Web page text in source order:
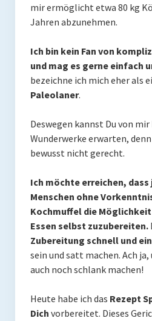
Brainfood
Fermente
Fisch & Meeresfrüchte
Fleisch und Geflügel
Frühstück
Gemüse
Hauptgerichte
Innereien
Kosmetik
Mit Ei
Salate
mir ermöglicht etwa 80 kg
Jahren abzunehmen.
Ich bin kein Fan von
und mag es gerne einfach
bezeichne ich mich eher als
Paleolaner.
Deswegen kannst Du von
Wunderwerke erwarten,
bewusst nicht gerecht.
Ich möchte erreichen, dass
Menschen ohne
Kochmuffel die
Essen selbst zuzubereiten.
Zubereitung schnell und
sein und satt machen. Ach
auch noch schlank machen!
Heute habe ich das Rezept
Dich vorbereitet. Dieses